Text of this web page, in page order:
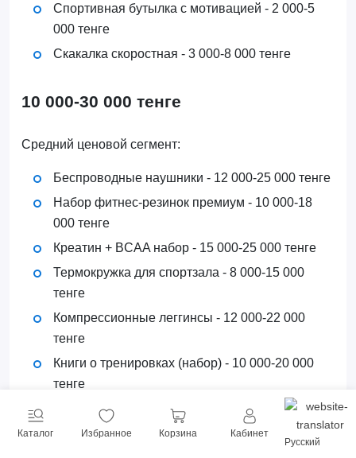
Спортивная бутылка с мотивацией - 2 000-5
000 тенге
Скакалка скоростная - 3 000-8 000 тенге
10 000-30 000 тенге
Средний ценовой сегмент:
Беспроводные наушники - 12 000-25 000 тенге
Набор фитнес-резинок премиум - 10 000-18
000 тенге
Креатин + BCAA набор - 15 000-25 000 тенге
Термокружка для спортзала - 8 000-15 000
тенге
Компрессионные леггинсы - 12 000-22 000
тенге
Книги о тренировках (набор) - 10 000-20 000
тенге
Foam roller массажный - 8 000-18 000 тенге
Пояс для тяжелой атлетики - 12 000-25 000
Каталог Избранное Корзина Кабинет
Русский